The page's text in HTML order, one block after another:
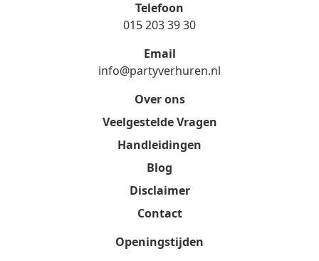
Telefoon
015 203 39 30
Email
info@partyverhuren.nl
Over ons
Veelgestelde Vragen
Handleidingen
Blog
Disclaimer
Contact
Openingstijden